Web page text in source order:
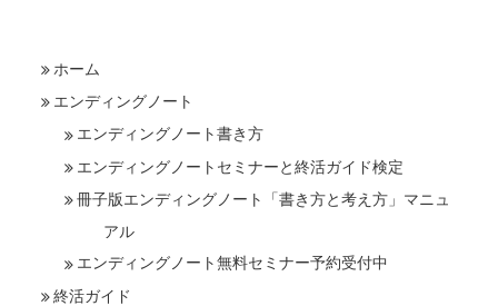
ホーム
エンディングノート
エンディングノート書き方
エンディングノートセミナーと終活ガイド検定
冊子版エンディングノート「書き方と考え方」マニュ
アル
エンディングノート無料セミナー予約受付中
終活ガイド